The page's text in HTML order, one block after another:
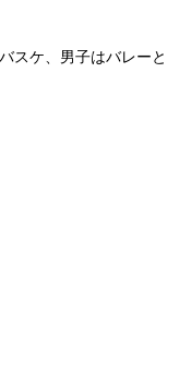
スケ、男子はバレーと